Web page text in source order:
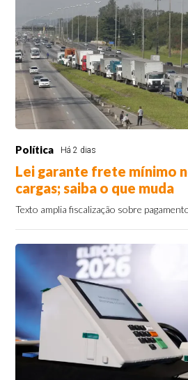
Política Há 2 dias
Lei garante frete mínimo
cargas; saiba o que muda
Texto amplia fiscalização sobre